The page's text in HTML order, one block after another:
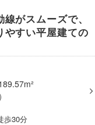
がスムーズで、
やすい平屋建ての
歩30分